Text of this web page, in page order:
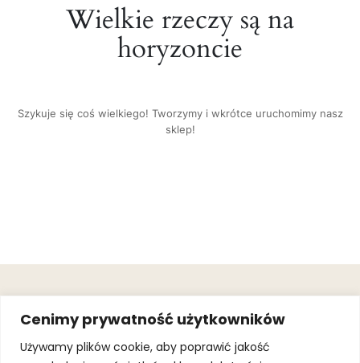
Cenimy prywatność użytkowników
Używamy plików cookie, aby poprawić jakość
Wielkie rzeczy są na
horyzoncie
Szykuje się coś wielkiego! Tworzymy i wkrótce uruchomimy nasz
sklep!
+48 510 070
JOIN OUR
MAILING
OBSŁUGA
KLIENTA
Gwarancja
.
.